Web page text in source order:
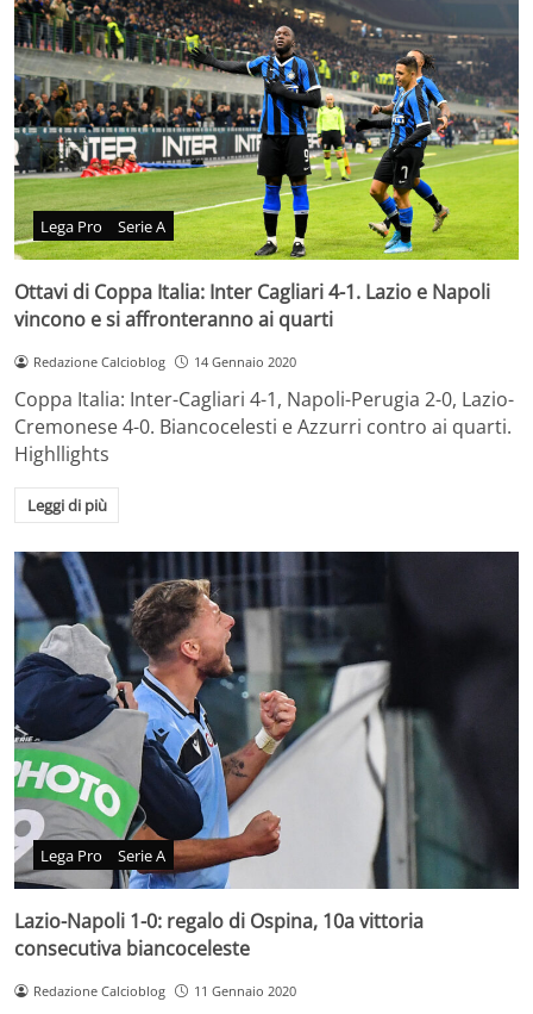
Lega Pro Serie A
Ottavi di Coppa Italia: Inter Cagliari 4-1. Lazio e Napoli
vincono e si affronteranno ai quarti
Redazione Calcioblog 14 Gennaio 2020
Coppa Italia: Inter-Cagliari 4-1, Napoli-Perugia 2-0, Lazio-
Cremonese 4-0. Biancocelesti e Azzurri contro ai quarti.
Highllights
Leggi di più
Lega Pro Serie A
Lazio-Napoli 1-0: regalo di Ospina, 10a vittoria
consecutiva biancoceleste
Redazione Calcioblog 11 Gennaio 2020